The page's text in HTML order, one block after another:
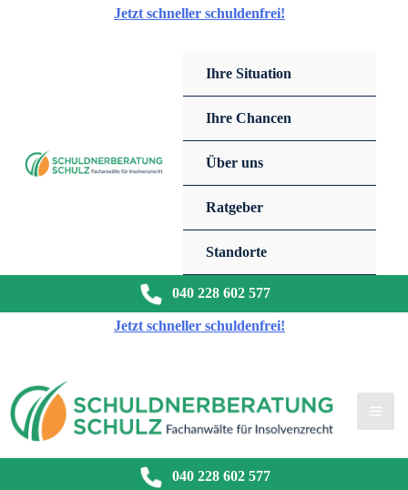
Jetzt schneller schuldenfrei!
Ihre Situation
Ihre Chancen
Über uns
Ratgeber
Standorte
040 228 602 577
Jetzt schneller schuldenfrei!
040 228 602 577